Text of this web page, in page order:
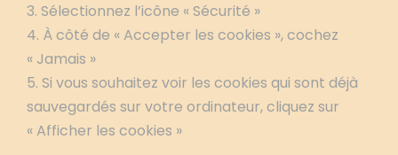
3. Sélectionnez l’icône « Sécurité »
4. À côté de « Accepter les cookies », cochez
« Jamais »
5. Si vous souhaitez voir les cookies qui sont déjà
sauvegardés sur votre ordinateur, cliquez sur
« Afficher les cookies »